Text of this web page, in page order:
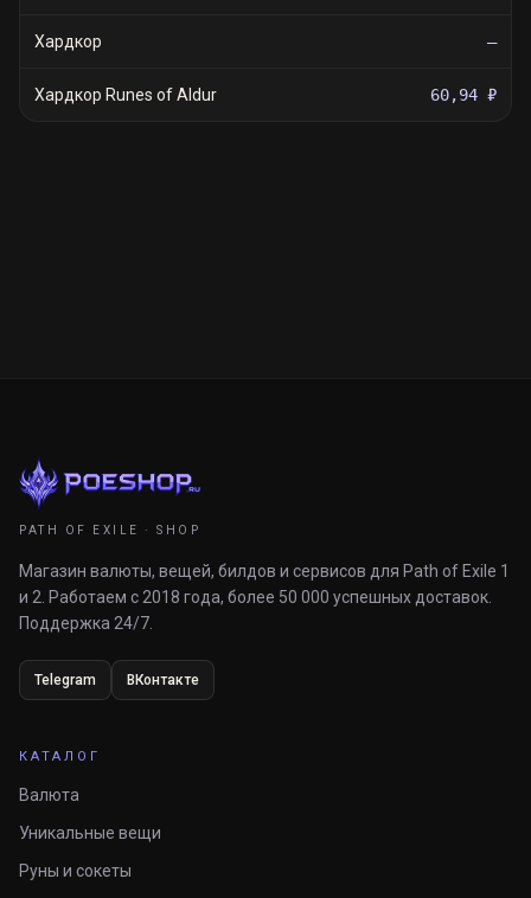
Хардкор —
Хардкор Runes of Aldur 60,94 ₽
PATH OF EXILE · SHOP
Магазин валюты, вещей, билдов и сервисов для Path of Exile 1
и 2. Работаем с 2018 года, более 50 000 успешных доставок.
Поддержка 24/7.
Telegram ВКонтакте
КАТАЛОГ
Валюта
Уникальные вещи
Руны и сокеты